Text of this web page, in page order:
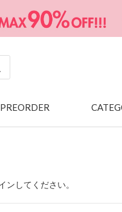
PREORDER
ンしてください。